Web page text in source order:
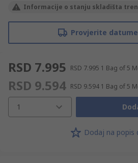
Informacije o stanju skladišta
Provjerite
RSD 7.995 RSD 7.995 1 Bag of 5
RSD 9.594 RSD 9.594 1 Bag of 5
1
Dodaj na popis